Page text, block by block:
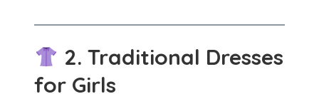
2. Traditional Dresses
for Girls